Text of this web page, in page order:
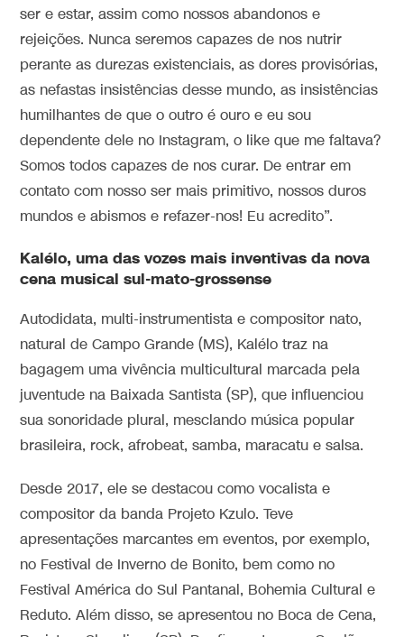
ser e estar, assim como nossos abandonos e
rejeições. Nunca seremos capazes de nos nutrir
perante as durezas existenciais, as dores provisórias,
as nefastas insistências desse mundo, as insistências
humilhantes de que o outro é ouro e eu sou
dependente dele no Instagram, o like que me faltava?
Somos todos capazes de nos curar. De entrar em
contato com nosso ser mais primitivo, nossos duros
mundos e abismos e refazer-nos! Eu acredito”.
Kalélo, uma das vozes mais inventivas da nova
cena musical sul-mato-grossense
Autodidata, multi-instrumentista e compositor nato,
natural de Campo Grande (MS), Kalélo traz na
bagagem uma vivência multicultural marcada pela
juventude na Baixada Santista (SP), que influenciou
sua sonoridade plural, mesclando música popular
brasileira, rock, afrobeat, samba, maracatu e salsa.
Desde 2017, ele se destacou como vocalista e
compositor da banda Projeto Kzulo. Teve
apresentações marcantes em eventos, por exemplo,
no Festival de Inverno de Bonito, bem como no
Festival América do Sul Pantanal, Bohemia Cultural e
Reduto. Além disso, se apresentou no Boca de Cena,